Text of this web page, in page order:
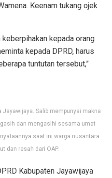
Keenam tukang ojek
keberpihakan kepada orang
kepada DPRD, harus
tuntutan tersebut,”
Jayawijaya. Salib mempunyai makna
dan mengasihi sesama umat
saat ini warga nusantara
dan resah dari OAP.
Kabupaten Jayawijaya